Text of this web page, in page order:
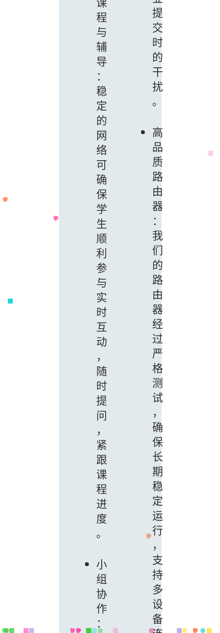
程
与
辅
导
：
稳
定
的
网
络
可
确
保
学
生
顺
利
参
与
实
时
互
动
，
随
时
提
问
，
紧
跟
课
程
进
度
。
小
组
协
作
：
提
交
时
的
干
扰
。
高
品
质
路
由
器
：
我
们
的
路
由
器
经
过
严
格
测
试
，
确
保
长
期
稳
定
运
行
，
支
持
多
设
备